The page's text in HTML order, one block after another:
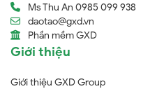
Ms Thu An 0985 099 938
daotao@gxd.vn
Phần mềm GXD
Giới thiệu
Giới thiệu GXD Group